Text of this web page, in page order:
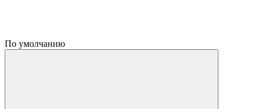
По умолчанию